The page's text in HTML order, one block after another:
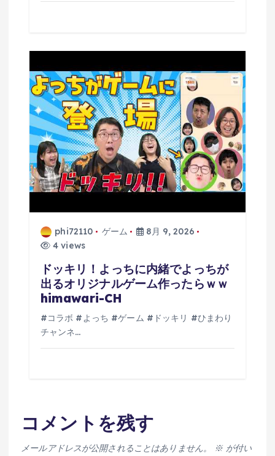
phi72110 ゲーム
8月 9, 2026
4 views
ドッキリ！よっちに内緒でよっちが
出るオリジナルゲーム作ったらｗｗ
himawari-CH
#コラボ #よっち #ゲーム #ドッキリ #ひまわり
チャンネ…
コメントを残す
メールアドレスが公開されることはありません。 ※が付い